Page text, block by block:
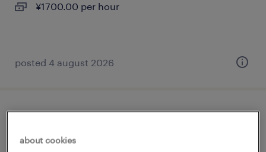
¥1700.00 per hour
posted 4 august 2026
テレオペ・テレマーケティング・コールセ
ンター
about cookies